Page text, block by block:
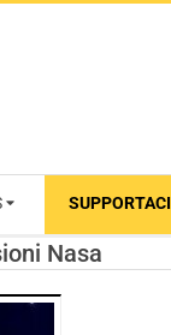
SUPPORTACI
Nasa